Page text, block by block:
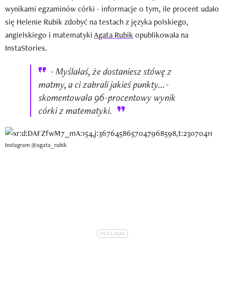
wynikami egzaminów córki - informacje o tym, ile procent udało
się Helenie Rubik zdobyć na testach z języka polskiego,
angielskiego i matematykiAgata Rubik opublikowała na
InstaStories.
- Myślałaś, że dostaniesz stówę z
matmy, a ci zabrali jakieś punkty… -
skomentowała 96-procentowy wynik
córki z matematyki.
Instagram @agata_rubik